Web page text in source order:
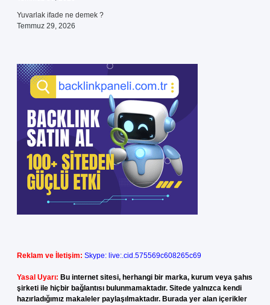
Yuvarlak ifade ne demek ?
Temmuz 29, 2026
Reklam ve İletişim: Skype: live:.cid.575569c608265c69
Yasal Uyarı: Bu internet sitesi, herhangi bir marka, kurum veya şahıs
şirketi ile hiçbir bağlantısı bulunmamaktadır. Sitede yalnızca kendi
hazırladığımız makaleler paylaşılmaktadır. Burada yer alan içerikler